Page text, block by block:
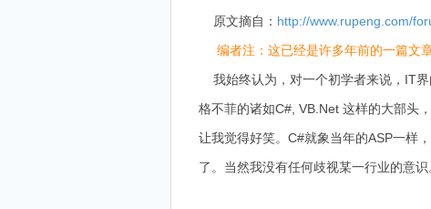
原文摘自： http://www.rupeng.com/
编者注：这已经是许多年前的一篇文
我始终认为，对一个初学者来说，IT
格不菲的诸如C#, VB.Net 这样的大部头
让我觉得好笑。C#就象当年的ASP一样
了。当然我没有任何歧视某一行业的意